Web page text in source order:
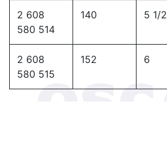
2 608
580 514
140 5 1/2
2 608
580 515
152 6